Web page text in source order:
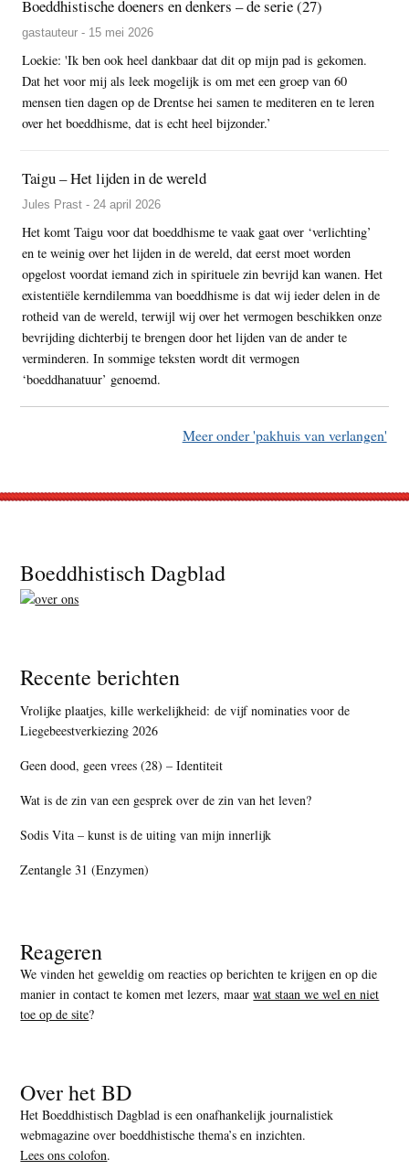
Boeddhistische doeners en denkers – de serie (27)
gastauteur - 15 mei 2026
Loekie: 'Ik ben ook heel dankbaar dat dit op mijn pad is gekomen.
Dat het voor mij als leek mogelijk is om met een groep van 60
mensen tien dagen op de Drentse hei samen te mediteren en te leren
over het boeddhisme, dat is echt heel bijzonder.’
Taigu – Het lijden in de wereld
Jules Prast - 24 april 2026
Het komt Taigu voor dat boeddhisme te vaak gaat over ‘verlichting’
en te weinig over het lijden in de wereld, dat eerst moet worden
opgelost voordat iemand zich in spirituele zin bevrijd kan wanen. Het
existentiële kerndilemma van boeddhisme is dat wij ieder delen in de
rotheid van de wereld, terwijl wij over het vermogen beschikken onze
bevrijding dichterbij te brengen door het lijden van de ander te
verminderen. In sommige teksten wordt dit vermogen
‘boeddhanatuur’ genoemd.
Meer onder 'pakhuis van verlangen'
Footer
Boeddhistisch Dagblad
Recente berichten
Vrolijke plaatjes, kille werkelijkheid: de vijf nominaties voor de
Liegebeestverkiezing 2026
Geen dood, geen vrees (28) – Identiteit
Wat is de zin van een gesprek over de zin van het leven?
Sodis Vita – kunst is de uiting van mijn innerlijk
Zentangle 31 (Enzymen)
Reageren
We vinden het geweldig om reacties op berichten te krijgen en op die
manier in contact te komen met lezers, maarwat staan we wel en niet
toe op de site?
Over het BD
Het Boeddhistisch Dagblad is een onafhankelijk journalistiek
webmagazine over boeddhistische thema’s en inzichten.
Lees ons colofon.